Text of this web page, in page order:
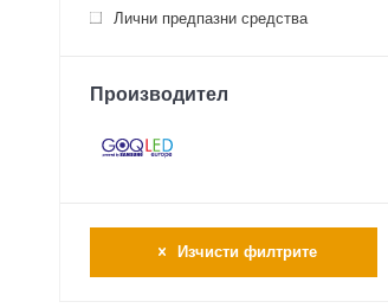
Лични предпазни средства
Производител
Изчисти филтрите